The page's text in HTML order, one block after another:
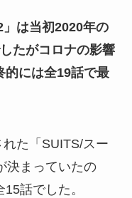
は当初2020年の
たがコロナの影響
的には全19話で最
れた「SUITS/スー
決まっていたの
話でした。